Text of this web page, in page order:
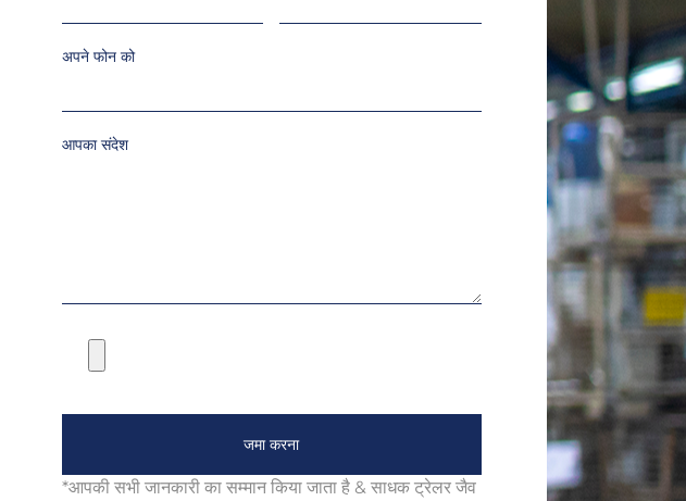
अपने फोन को
आपका संदेश
जमा करना
*आपकी सभी जानकारी का सम्मान किया जाता है & साधक ट्रेलर जैव